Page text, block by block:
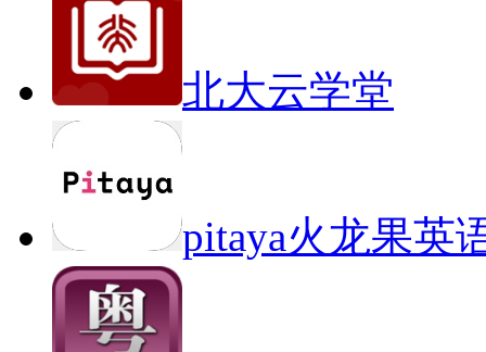
北大云学堂
pitaya火龙果英